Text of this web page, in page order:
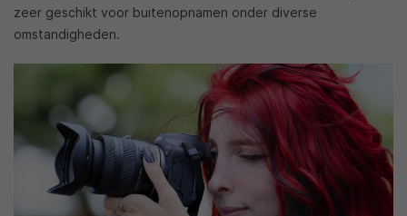
zeer geschikt voor buitenopnamen onder diverse
omstandigheden.